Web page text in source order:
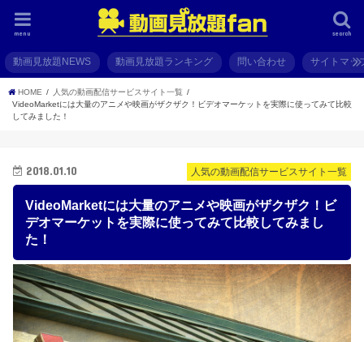
search
menu
動画見放題NEWS 動画見放題ランキング 問い合わせ サイトマッ
HOME
人気の動画配信サービスサイト一覧
VideoMarketには大量のアニメや映画がザクザク！ビデオマーケットを実際に使ってみて比較
してみました！
人気の動画配信サービスサイト一覧
2018.01.10
VideoMarketには大量のアニメや映画がザクザク！ビ
デオマーケットを実際に使ってみて比較してみまし
た！